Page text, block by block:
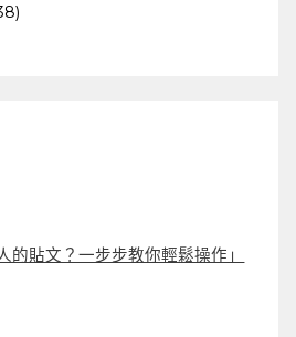
的貼文？一步步教你輕鬆操作」